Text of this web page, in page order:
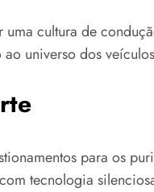
cultura de
universo dos
para os
tecnologia